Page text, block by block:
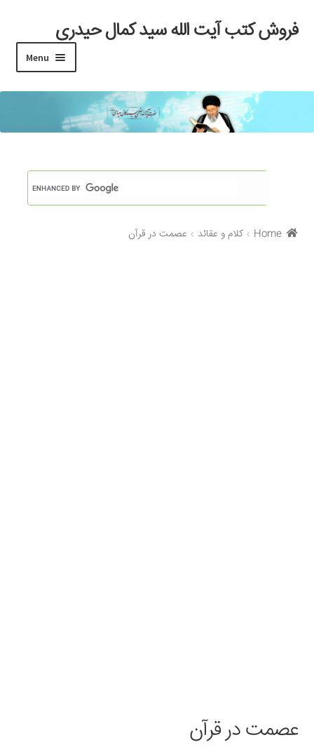
Skip
to
Skip
to
فروش کتب آیت الله سید کمال حیدری
Menu
خانه
#97 (بدون عنوان)
Checkout
My account
Home کلام و عقائد عصمت در قرآن
عصمت در قرآن